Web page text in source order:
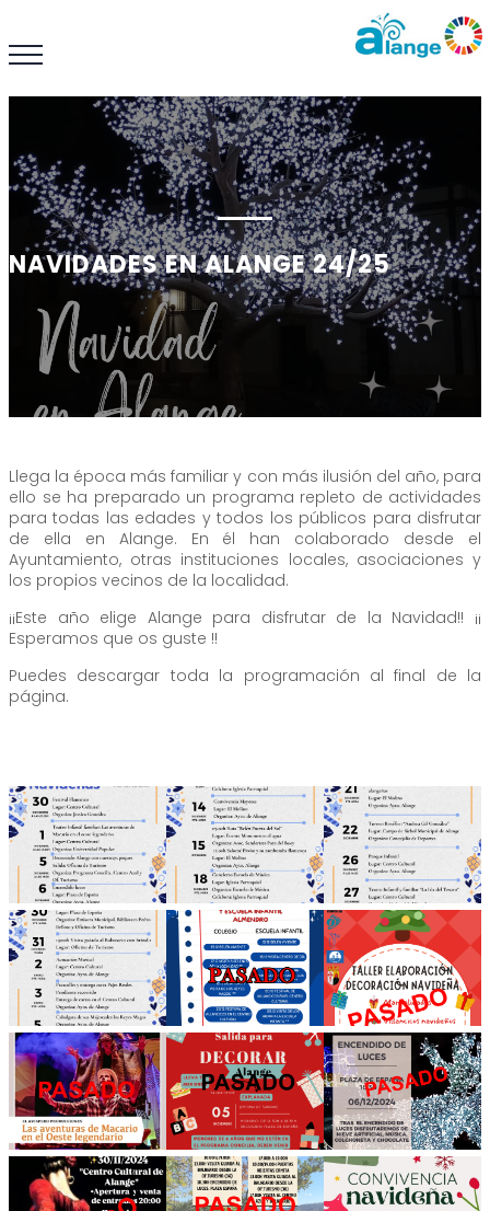
NAVIDADES EN ALANGE 24/25
Llega la época más familiar y con más ilusión del año, para
ello se ha preparado un programa repleto de actividades
para todas las edades y todos los públicos para disfrutar
de ella en Alange. En él han colaborado desde el
Ayuntamiento, otras instituciones locales, asociaciones y
los propios vecinos de la localidad.
¡¡Este año elige Alange para disfrutar de la Navidad!! ¡¡
Esperamos que os guste !!
Puedes descargar toda la programación al final de la
página.